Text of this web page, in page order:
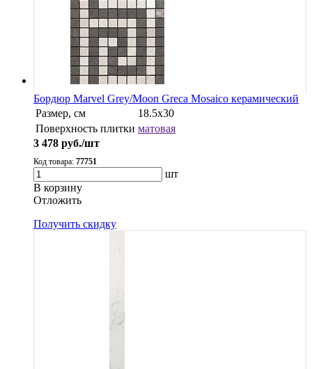
Бордюр Marvel Grey/Moon Greca Mosaico керамический
Размер, см
18.5x30
Поверхность плитки матовая
3 478 руб./шт
Код товара: 77751
шт
В корзину
Oтложить
Получить скидку